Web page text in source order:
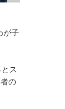
が子
ス
の